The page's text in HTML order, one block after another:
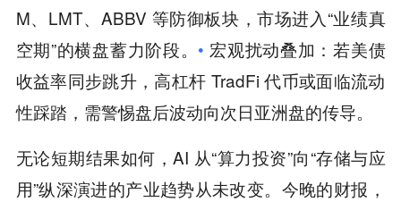
M、LMT、ABBV 等防御板块，市场进入“业绩真
空期”的横盘蓄力阶段。 • 宏观扰动叠加：若美债
收益率同步跳升，高杠杆 TradFi 代币或面临流动
性踩踏，需警惕盘后波动向次日亚洲盘的传导。
无论短期结果如何，AI 从“算力投资”向“存储与应
用”纵深演进的产业趋势从未改变。今晚的财报，